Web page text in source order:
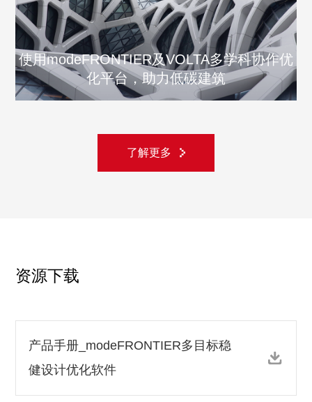
使用modeFRONTIER及VOLTA多学科协作优
化平台，助力低碳建筑
了解更多
资源下载
产品手册_modeFRONTIER多目标稳
健设计优化软件